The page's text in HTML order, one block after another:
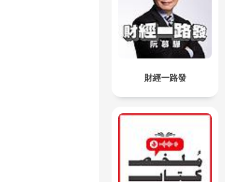
財經一路發